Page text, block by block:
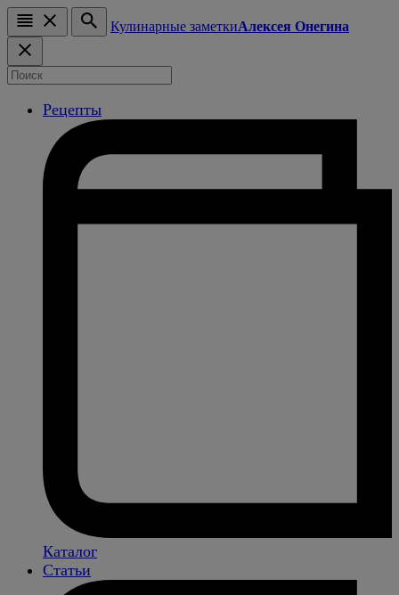
Кулинарные заметкиАлексея Онегина
Рецепты
Каталог
Статьи